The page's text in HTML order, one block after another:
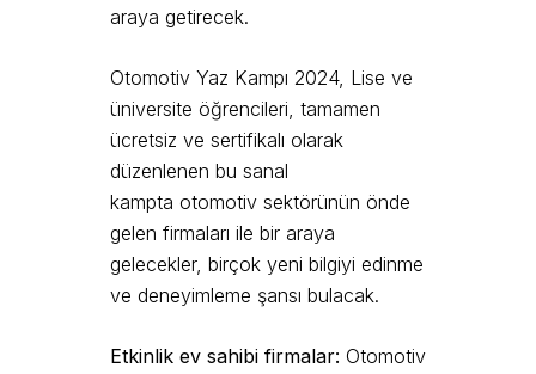
araya getirecek.
Otomotiv Yaz Kampı 2024, Lise ve
üniversite öğrencileri, tamamen
ücretsiz ve sertifikalı olarak
düzenlenen bu sanal
kampta otomotiv sektörünün önde
gelen firmaları ile bir araya
gelecekler, birçok yeni bilgiyi edinme
ve deneyimleme şansı bulacak.
Etkinlik ev sahibi firmalar: Otomotiv